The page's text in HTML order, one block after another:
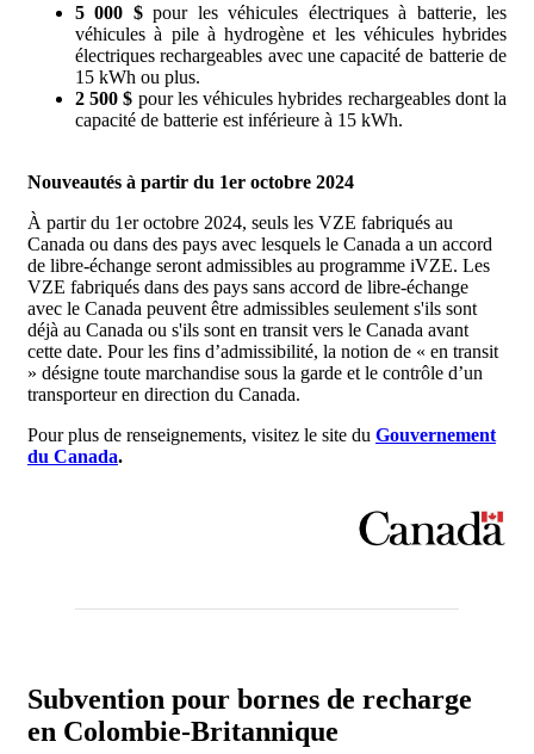
5 000 $pour les véhicules électriques à batterie, les
véhicules à pile à hydrogène et les véhicules hybrides
électriques rechargeables avec une capacité de batterie de
15 kWh ou plus.
2 500 $ pour les véhicules hybrides rechargeables dont la
capacité de batterie est inférieure à 15 kWh.
Nouveautés à partir du 1er octobre 2024
À partir du 1er octobre 2024, seuls les VZE fabriqués au
Canada ou dans des pays avec lesquels le Canada a un accord
de libre-échange seront admissibles au programme iVZE. Les
VZE fabriqués dans des pays sans accord de libre-échange
avec le Canada peuvent être admissibles seulement s'ils sont
déjà au Canada ou s'ils sont en transit vers le Canada avant
cette date. Pour les fins d’admissibilité, la notion de « en transit
» désigne toute marchandise sous la garde et le contrôle d’un
transporteur en direction du Canada.
Pour plus de renseignements, visitez le site du Gouvernement
du Canada.
Subvention pour bornes de recharge
en Colombie-Britannique